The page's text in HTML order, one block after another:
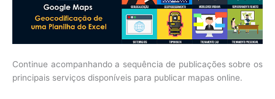
Continue acompanhando a sequência de publicações sobre os
principais serviços disponíveis para publicar mapas online.